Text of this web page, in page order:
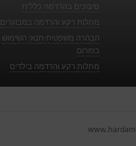
סיבוכים בהרדמה כללית
מחלות רקע והרדמה במבוגרים
הבהרה משפטית-תנאי השימוש
בפורום
מחלות רקע והרדמה בילדים